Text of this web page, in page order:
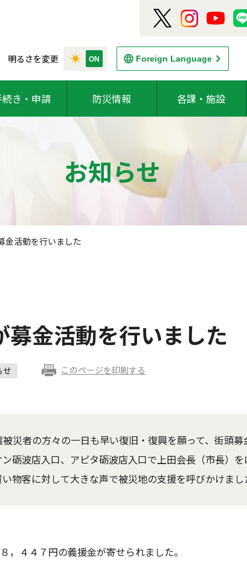
明るさを変更 Foreign Language
続き・申請 防災情報 各課・施設
お知らせ
金活動を行いました
金活動を行いました
せ このページを印刷する
災者の方々の一日も早い復旧・復興を願って、街頭
砺波店入口、アピタ砺波店入口で上田会長（市長）
物客に対して大きな声で被災地の支援を呼びかけまし
，４４７円の義援金が寄せられました。